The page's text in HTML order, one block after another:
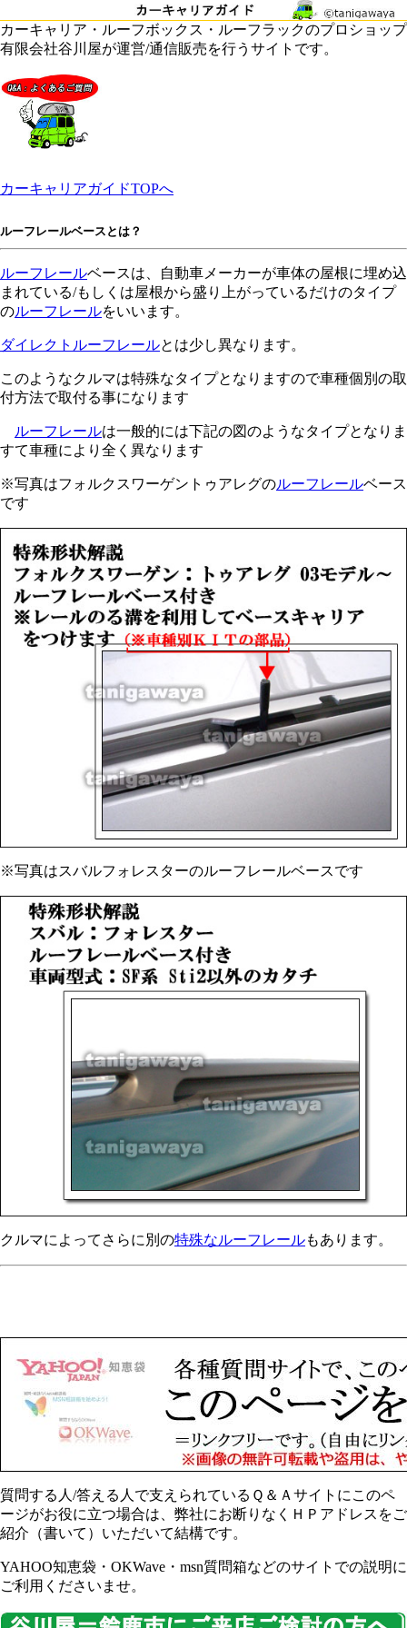
カーキャリア・ルーフボックス・ルーフラックのプロショップ
有限会社谷川屋が運営/通信販売を行うサイトです。
カーキャリアガイドTOPへ
ルーフレールベースとは？
ルーフレールベースは、自動車メーカーが車体の屋根に埋め込
まれている/もしくは屋根から盛り上がっているだけのタイプ
のルーフレールをいいます。
ダイレクトルーフレールとは少し異なります。
このようなクルマは特殊なタイプとなりますので車種個別の取
付方法で取付る事になります
ルーフレールは一般的には下記の図のようなタイプとなりま
すて車種により全く異なります
※写真はフォルクスワーゲントゥアレグのルーフレールベース
です
※写真はスバルフォレスターのルーフレールベースです
クルマによってさらに別の特殊なルーフレールもあります。
質問する人/答える人で支えられているＱ＆Ａサイトにこのペ
ージがお役に立つ場合は、弊社にお断りなくＨＰアドレスをご
紹介（書いて）いただいて結構です。
YAHOO知恵袋・OKWave・msn質問箱などのサイトでの説明に
ご利用くださいませ。